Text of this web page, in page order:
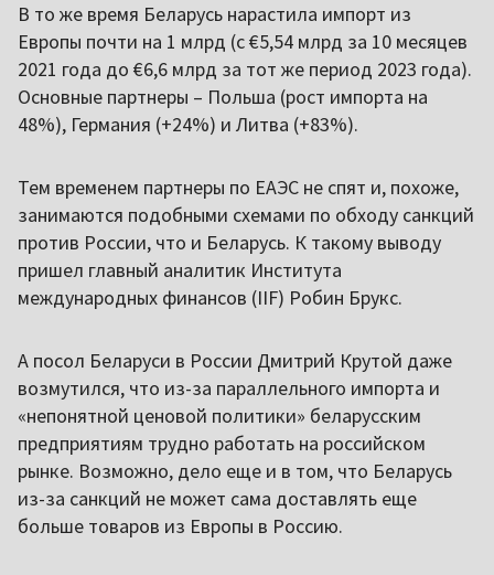
В то же время Беларусь нарастила импорт из
Европы почти на 1 млрд (с €5,54 млрд за 10 месяцев
2021 года до €6,6 млрд за тот же период 2023 года).
Основные партнеры – Польша (рост импорта на
48%), Германия (+24%) и Литва (+83%).
Тем временем партнеры по ЕАЭС не спят и, похоже,
занимаются подобными схемами по обходу санкций
против России, что и Беларусь. К такому выводу
пришел главный аналитик Института
международных финансов (IIF) Робин Брукс.
А посол Беларуси в России Дмитрий Крутой даже
возмутился, что из-за параллельного импорта и
«непонятной ценовой политики» беларусским
предприятиям трудно работать на российском
рынке. Возможно, дело еще и в том, что Беларусь
из-за санкций не может сама доставлять еще
больше товаров из Европы в Россию.